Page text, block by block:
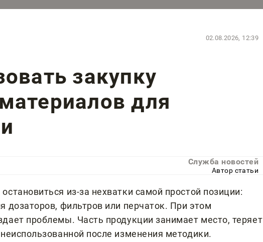
02.08.2026, 12:39
закупку
для
Служба новостей
Автор статьи
из-за нехватки самой простой позиции:
дозаторов, фильтров или перчаток. При этом
проблемы. Часть продукции занимает место, теряет
после изменения методики.